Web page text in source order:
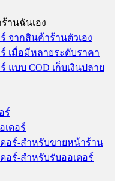
านฉันเอง
จากสินค้าร้านตัวเอง
เมื่อมีหลายระดับราคา
แบบ COD เก็บเงินปลาย
ร์
เดอร์
ดอร์-สำหรับขายหน้าร้าน
อร์-สำหรับรับออเดอร์